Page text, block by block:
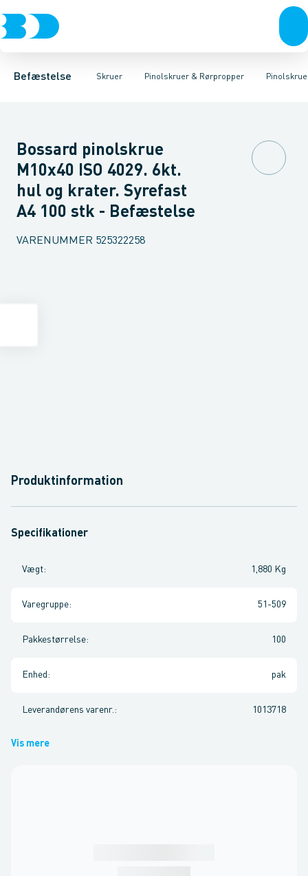
Befæstelse Skruer
Bolte & sætskruerMøtrikkerSkiverSkruerSøm & dykkere
Pinolskruer & Rørpropper
Karmskruer Facadeskruer ByggeskruerSpånskruer
Pinolskruer Sort Pinolskruer Elgalvaniseret FZB
Bossard pinolskrue
M10x40 ISO 4029. 6kt.
hul og krater. Syrefast
A4 100 stk - Befæstelse
VARENUMMER 525322258
Produktinformation
Specifikationer
Vægt: 1,880 Kg
Varegruppe: 51-509
Pakkestørrelse: 100
Enhed : pak
Leverandørens varenr. : 1013718
Vis mere